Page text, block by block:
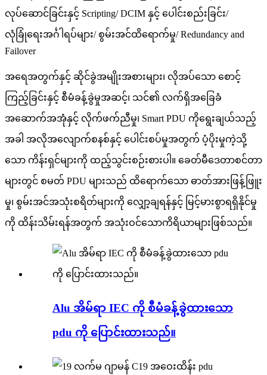
လုပ်ဆောင်ခြင်းနှင့် Scripting/ DCIM နှင့် ပေါင်းစည်းခြင်း/
လုံခြုံရေးအင်္ဂါရပ်များ/ စွမ်းအင်ထိရောက်မှု/ Redundancy and
Failover
အရေအတွက်နှင့် ဆိုင်ခွဲအမျိုးအစားများ၊ လိုအပ်သော စောင့်
ကြည့်ခြင်းနှင့် စီမံခန့်ခွဲမှုအဆင့်၊ သင်၏ လက်ရှိအခြေခံ
အဆောက်အအုံနှင့် လိုက်ဖက်ညီမှု၊ Smart PDU ကိုရွေးချယ်သည့်
အခါ အလိုအလျောက်စနစ်နှင့် ပေါင်းစပ်မှုအတွက် ပံ့ပိုးမှုကဲ့သို့
သော ကိန်းရှင်များကို ထည့်သွင်းစဉ်းစားပါ။ ခေတ်မီဒေတာစင်တာ
များတွင် စမတ် PDU များသည် ထိရောက်သော ဓာတ်အားဖြန့်ဖြူး
မှု၊ စွမ်းအင်အသုံးစရိတ်များကို လျှော့ချရန်နှင့် မြင့်မားစွာရရှိနိုင်မှု
ကို ထိန်းသိမ်းရန်အတွက် အသုံးဝင်သောကိရိယာများဖြစ်သည်။
Alu အိမ်ရာ IEC ကို စီမံခန့်ခွဲထားသော
pdu ကို ပြောင်းထားသည်။